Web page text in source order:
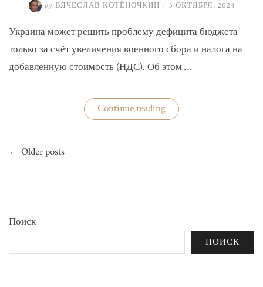
by ВЯЧЕСЛАВ КОТЁНОЧКИН / 3 ОКТЯБРЯ, 2024
Украина может решить проблему дефицита бюджета
только за счёт увеличения военного сбора и налога на
добавленную стоимость (НДС). Об этом …
Continue reading«Гетьманцев
назвал
по
← Older posts
Поиск
ПОИСК